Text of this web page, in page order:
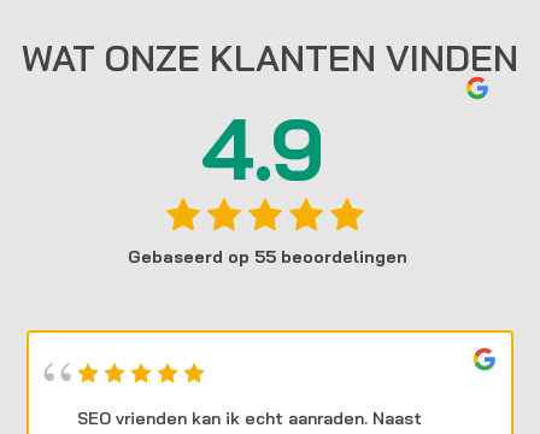
WAT ONZE KLANTEN VINDEN
4.9
Gebaseerd op 55 beoordelingen
SEO vrienden kan ik echt aanraden. Naast